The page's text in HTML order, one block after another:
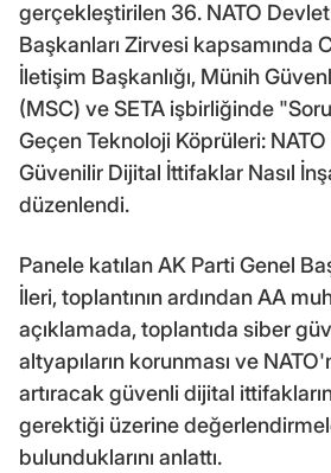
gerçekleştirilen 36. NATO
Başkanları Zirvesi kapsamında
İletişim Başkanlığı, Münih
(MSC) ve SETA işbirliğinde
Geçen Teknoloji Köprüleri: NATO
Güvenilir Dijital İttifaklar Nasıl
düzenlendi.
Panele katılan AK Parti Genel
İleri, toplantının ardından AA
açıklamada, toplantıda siber
altyapıların korunması ve
artıracak güvenli dijital
gerektiği üzerine
bulunduklarını anlattı.